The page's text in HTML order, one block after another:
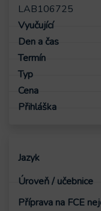
LAB106725
Příprava na FCE